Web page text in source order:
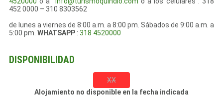
452 0000 – 310 8303562
de lunes a viernes de 8:00 a.m. a 8:00 pm. Sábados de 9:00 a.m. a
5:00 pm. WHATSAPP : 318 4520000
DISPONIBILIDAD
XX
Alojamiento no disponible en la fecha indicada